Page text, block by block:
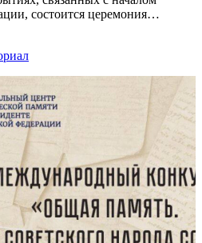
состоится церемония